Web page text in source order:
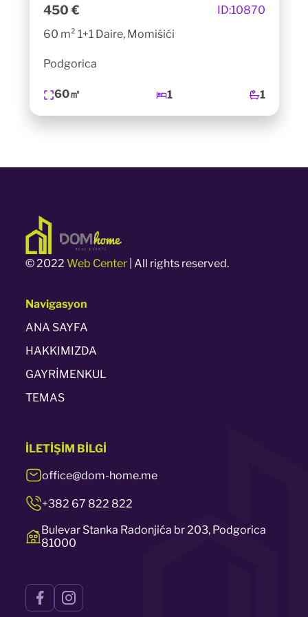
450 € ID:10870
60 m² 1+1 Daire, Momišići
Podgorica
60㎡ 1 1
© 2022Web Center | All rights reserved.
Navigasyon
ANA SAYFA
HAKKIMIZDA
GAYRİMENKUL
TEMAS
İLETİŞİM BİLGİ
office@dom-home.me
+382 67 822 822
Bulevar Stanka Radonjića br 203, Podgorica
81000